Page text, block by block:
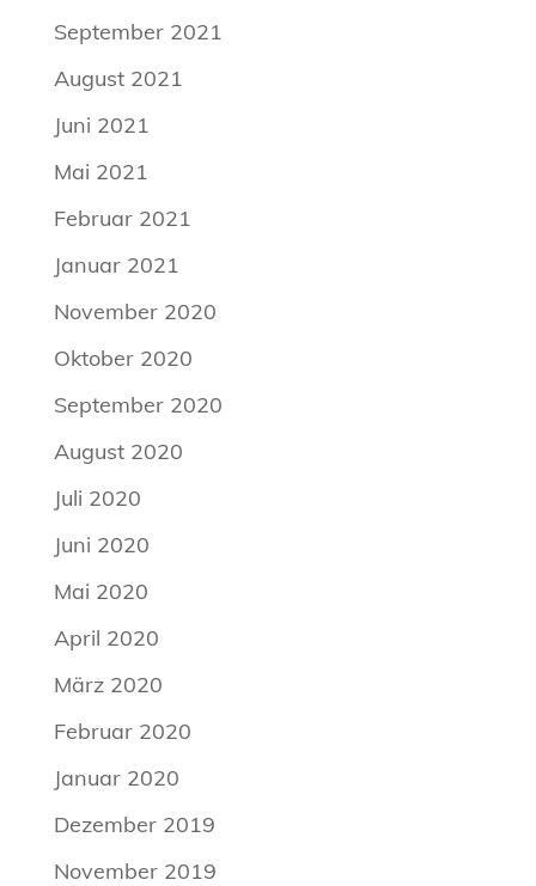
September 2021
August 2021
Juni 2021
Mai 2021
Februar 2021
Januar 2021
November 2020
Oktober 2020
September 2020
August 2020
Juli 2020
Juni 2020
Mai 2020
April 2020
März 2020
Februar 2020
Januar 2020
Dezember 2019
November 2019